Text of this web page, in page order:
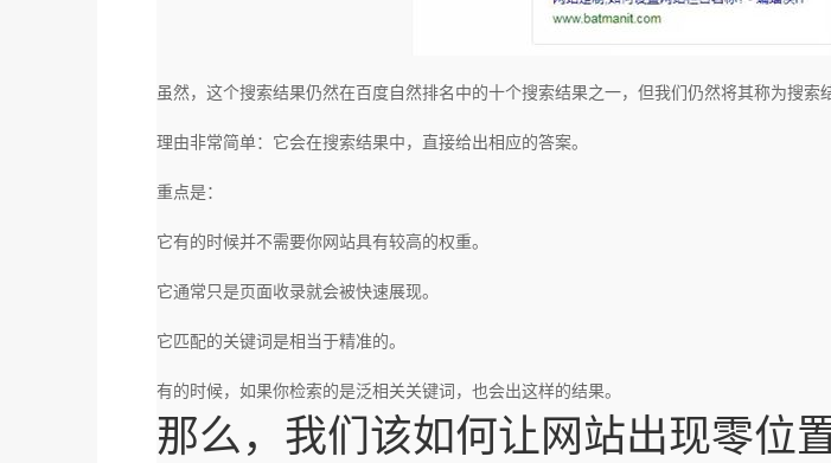
虽然，这个搜索结果仍然在百度自然排名中的十个搜索结果之一，但我们仍然将其称为搜索
理由非常简单：它会在搜索结果中，直接给出相应的答案。
重点是：
它有的时候并不需要你网站具有较高的权重。
它通常只是页面收录就会被快速展现。
它匹配的关键词是相当于精准的。
有的时候，如果你检索的是泛相关关键词，也会出这样的结果。
那么，我们该如何让网站出现零位